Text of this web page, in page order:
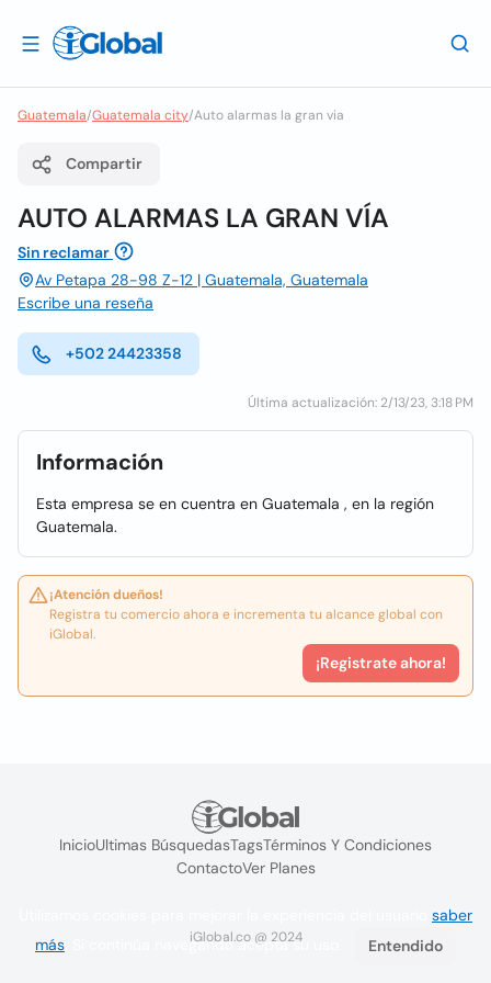
Guatemala/Guatemala city/Auto alarmas la gran via
Compartir
AUTO ALARMAS LA GRAN VÍA
Sin reclamar
Av Petapa 28-98 Z-12 | Guatemala, Guatemala
Escribe una reseña
+502 24423358
Última actualización: 2/13/23, 3:18 PM
Información
Esta empresa se en cuentra en Guatemala , en la región
Guatemala.
¡Atención dueños!
Registra tu comercio ahora e incrementa tu alcance global con
iGlobal.
¡Registrate ahora!
InicioUltimas BúsquedasTagsTérminos Y Condiciones
ContactoVer Planes
iGlobal.co @ 2024
saber
más . Si continúa navegando acepta su uso. Entendido